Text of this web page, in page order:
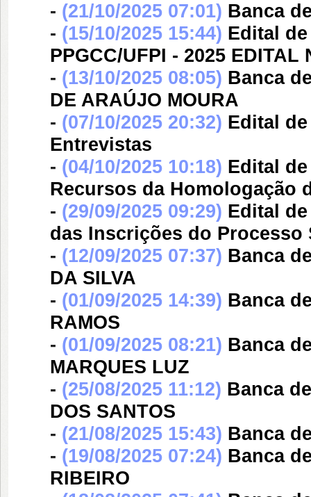
- (21/10/2025 07:01) Banca
- (15/10/2025 15:44) Edital
PPGCC/UFPI - 2025 EDITAL
- (13/10/2025 08:05) Banca
DE ARAÚJO MOURA
- (07/10/2025 20:32) Edital de
Entrevistas
- (04/10/2025 10:18) Edital de
Recursos da Homologação
- (29/09/2025 09:29) Edital de
das Inscrições do Processo
- (12/09/2025 07:37) Banca
DA SILVA
- (01/09/2025 14:39) Banca
RAMOS
- (01/09/2025 08:21) Banca
MARQUES LUZ
- (25/08/2025 11:12) Banca
DOS SANTOS
- (21/08/2025 15:43) Banca
- (19/08/2025 07:24) Banca
RIBEIRO